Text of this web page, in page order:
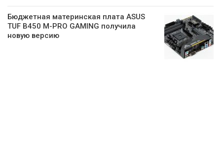
Бюджетная материнская плата ASUS
TUF B450 M-PRO GAMING получила
новую версию